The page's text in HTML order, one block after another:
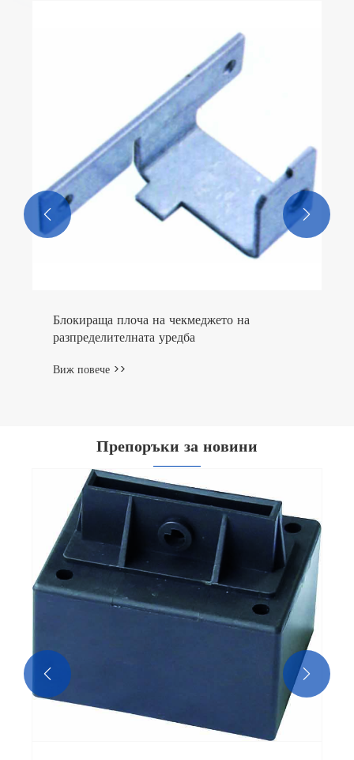
Блокираща плоча на чекмеджето на
разпределителната уредба
Виж повече >>
 
Препоръки за новини
 